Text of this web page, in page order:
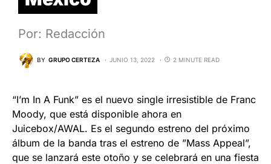
Por: Redacción
BY GRUPO CERTEZA JUNIO 13, 2022 2 MINUTE READ
“I’m In A Funk” es el nuevo single irresistible de Franc
Moody, que está disponible ahora en
Juicebox/AWAL. Es el segundo estreno del próximo
álbum de la banda tras el estreno de ‍”Mass Appeal”,
que se lanzará este otoño y se celebrará en una fiesta